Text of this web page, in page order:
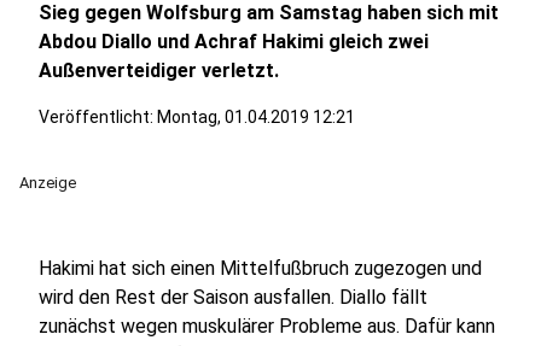
Sieg gegen Wolfsburg am Samstag haben sich mit
Abdou Diallo und Achraf Hakimi gleich zwei
Außenverteidiger verletzt.
Veröffentlicht: Montag, 01.04.2019 12:21
Anzeige
Hakimi hat sich einen Mittelfußbruch zugezogen und
wird den Rest der Saison ausfallen. Diallo fällt
zunächst wegen muskulärer Probleme aus. Dafür kann